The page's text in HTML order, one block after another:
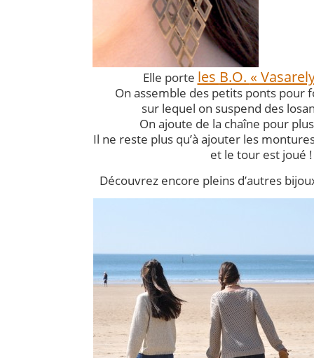
Elle porte les B.O. «
On assemble des petits ponts pour
sur lequel on suspend des
On ajoute de la chaîne pour
Il ne reste plus qu’à ajouter les
et le tour est joué !
Découvrez encore pleins d’autres